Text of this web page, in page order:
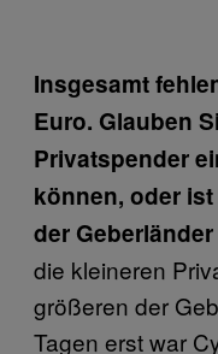
Insgesamt
Euro. Glauben
Privatspender
können, oder
der
die kleineren
größeren der
Tagen erst war